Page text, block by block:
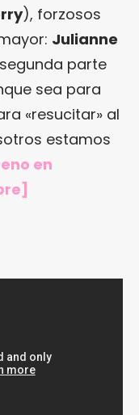
), forzosos
Julianne
parte
sea para
«resucitar» al
estamos
en